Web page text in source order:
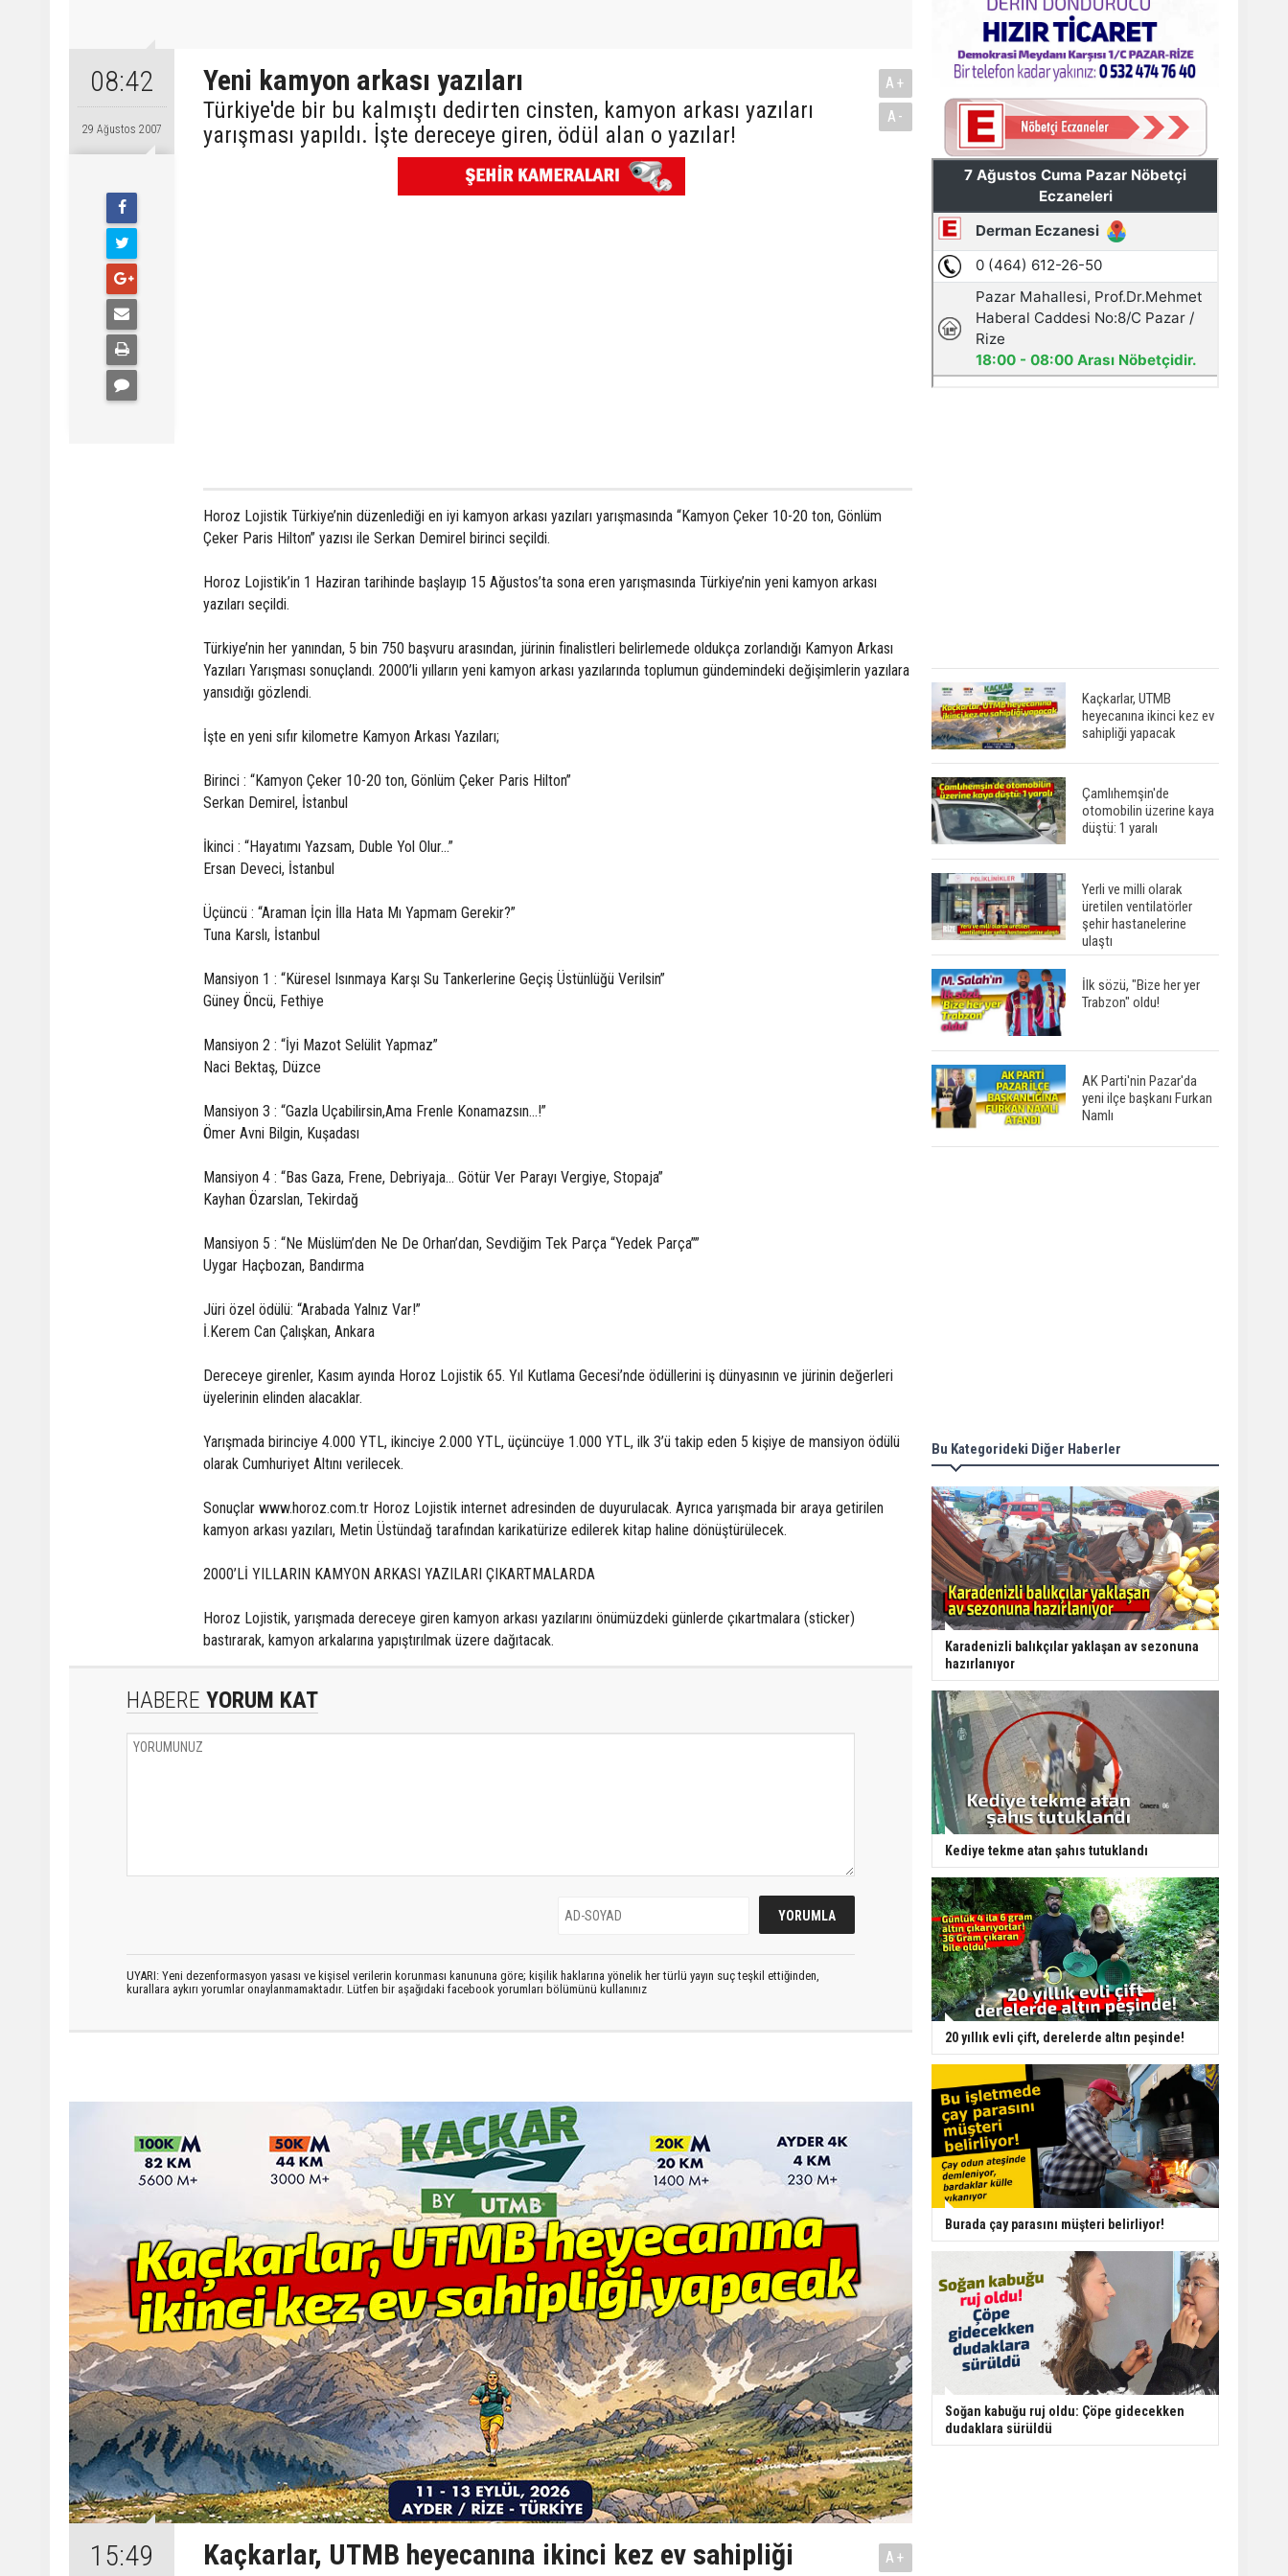
08:42
29 Ağustos 2007
Yeni kamyon arkası yazıları
Türkiye'de bir bu kalmıştı dedirten cinsten, kamyon arkası yazıları
yarışması yapıldı. İşte dereceye giren, ödül alan o yazılar!
A+
A-
Horoz Lojistik Türkiye’nin düzenlediği en iyi kamyon arkası yazıları yarışmasında “Kamyon Çeker 10-20 ton, Gönlüm
Çeker Paris Hilton” yazısı ile Serkan Demirel birinci seçildi.
Horoz Lojistik’in 1 Haziran tarihinde başlayıp 15 Ağustos’ta sona eren yarışmasında Türkiye’nin yeni kamyon arkası
yazıları seçildi.
Türkiye’nin her yanından, 5 bin 750 başvuru arasından, jürinin finalistleri belirlemede oldukça zorlandığı Kamyon Arkası
Yazıları Yarışması sonuçlandı. 2000’li yılların yeni kamyon arkası yazılarında toplumun gündemindeki değişimlerin yazılara
yansıdığı gözlendi.
İşte en yeni sıfır kilometre Kamyon Arkası Yazıları;
Birinci : “Kamyon Çeker 10-20 ton, Gönlüm Çeker Paris Hilton”
Serkan Demirel, İstanbul
İkinci : “Hayatımı Yazsam, Duble Yol Olur...”
Ersan Deveci, İstanbul
Üçüncü : “Araman İçin İlla Hata Mı Yapmam Gerekir?”
Tuna Karslı, İstanbul
Mansiyon 1 : “Küresel Isınmaya Karşı Su Tankerlerine Geçiş Üstünlüğü Verilsin”
Güney Öncü, Fethiye
Mansiyon 2 : “İyi Mazot Selülit Yapmaz”
Naci Bektaş, Düzce
Mansiyon 3 : “Gazla Uçabilirsin,Ama Frenle Konamazsın...!”
Ömer Avni Bilgin, Kuşadası
Mansiyon 4 : “Bas Gaza, Frene, Debriyaja… Götür Ver Parayı Vergiye, Stopaja”
Kayhan Özarslan, Tekirdağ
Mansiyon 5 : “Ne Müslüm’den Ne De Orhan’dan, Sevdiğim Tek Parça “Yedek Parça””
Uygar Haçbozan, Bandırma
Jüri özel ödülü: “Arabada Yalnız Var!”
İ.Kerem Can Çalışkan, Ankara
Dereceye girenler, Kasım ayında Horoz Lojistik 65. Yıl Kutlama Gecesi’nde ödüllerini iş dünyasının ve jürinin değerleri
üyelerinin elinden alacaklar.
Yarışmada birinciye 4.000 YTL, ikinciye 2.000 YTL, üçüncüye 1.000 YTL, ilk 3’ü takip eden 5 kişiye de mansiyon ödülü
olarak Cumhuriyet Altını verilecek.
Sonuçlar www.horoz.com.tr Horoz Lojistik internet adresinden de duyurulacak. Ayrıca yarışmada bir araya getirilen
kamyon arkası yazıları, Metin Üstündağ tarafından karikatürize edilerek kitap haline dönüştürülecek.
2000’Lİ YILLARIN KAMYON ARKASI YAZILARI ÇIKARTMALARDA
Horoz Lojistik, yarışmada dereceye giren kamyon arkası yazılarını önümüzdeki günlerde çıkartmalara (sticker)
bastırarak, kamyon arkalarına yapıştırılmak üzere dağıtacak.
HABERE YORUM KAT
UYARI: Yeni dezenformasyon yasası ve kişisel verilerin korunması kanununa göre; kişilik haklarına yönelik her türlü yayın suç teşkil ettiğinden,
kurallara aykırı yorumlar onaylanmamaktadır. Lütfen bir aşağıdaki facebook yorumları bölümünü kullanınız
15:49
Kaçkarlar, UTMB heyecanına ikinci kez ev sahipliği
A+
Kaçkarlar, UTMB
heyecanına ikinci kez ev
sahipliği yapacak
Çamlıhemşin'de
otomobilin üzerine kaya
düştü: 1 yaralı
Yerli ve milli olarak
üretilen ventilatörler
şehir hastanelerine
ulaştı
İlk sözü, "Bize her yer
Trabzon" oldu!
AK Parti'nin Pazar'da
yeni ilçe başkanı Furkan
Namlı
Bu Kategorideki Diğer Haberler
Karadenizli balıkçılar yaklaşan av sezonuna
hazırlanıyor
Kediye tekme atan şahıs tutuklandı
20 yıllık evli çift, derelerde altın peşinde!
Burada çay parasını müşteri belirliyor!
Soğan kabuğu ruj oldu: Çöpe gidecekken
dudaklara sürüldü